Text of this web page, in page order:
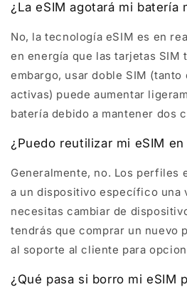
¿La eSIM agotará mi batería
No, la tecnología eSIM es en
en energía que las tarjetas SIM
embargo, usar doble SIM
activas) puede aumentar
batería debido a mantener dos
¿Puedo reutilizar mi eSIM
Generalmente, no. Los perfiles
a un dispositivo específico una
necesitas cambiar de
tendrás que comprar un nuevo
al soporte al cliente para
¿Qué pasa si borro mi eSIM